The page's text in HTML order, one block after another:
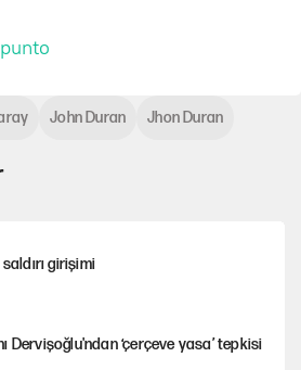
girişimi
Dervişoğlu'ndan ‘çerçeve yasa’ tepkisi
John Duran Jhon Duran